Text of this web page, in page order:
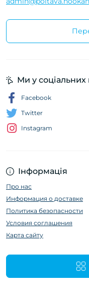
Інформація
Про нас
Информация о доставке
Политика безопасности
Условия соглашения
Карта сайту
Ми у
Facebook
Twitter
Instagram